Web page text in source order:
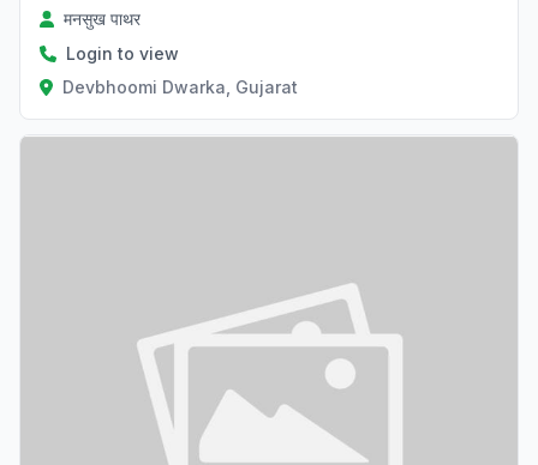
मनसुख पाथर
Login to view
Devbhoomi Dwarka, Gujarat